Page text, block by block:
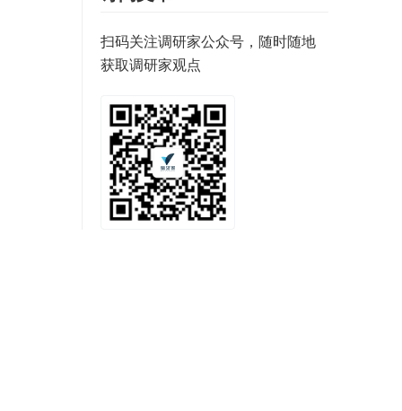
扫码关注调研家公众号，随时随地
获取调研家观点